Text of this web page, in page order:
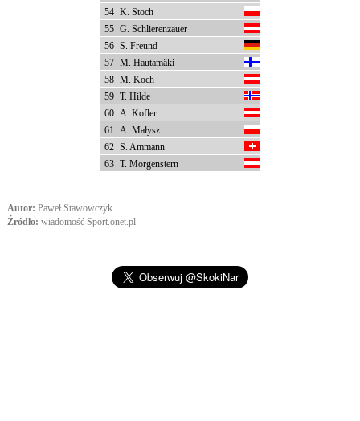
54 K. Stoch
55 G. Schlierenzauer
56 S. Freund
57 M. Hautamäki
58 M. Koch
59 T. Hilde
60 A. Kofler
61 A. Małysz
62 S. Ammann
63 T. Morgenstern
Autor: Paweł Stawowczyk
Źródło: wiadomość Sport.onet.pl